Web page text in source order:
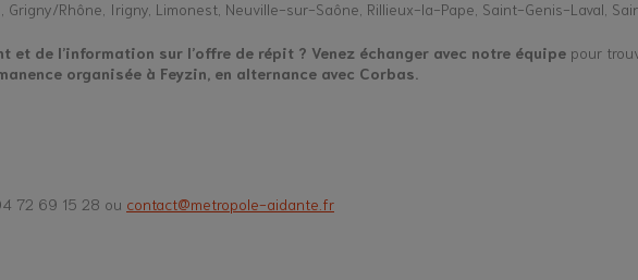
Grigny/Rhône, Irigny, Limonest, Neuville-sur-Saône, Rillieux-la-Pape, Saint-Genis-Laval,
et de l’information sur l’offre de répit ? Venez échanger avec notre équipe pour
organisée à Feyzin, en alternance avec Corbas.
72 69 15 28 ou contact@metropole-aidante.fr